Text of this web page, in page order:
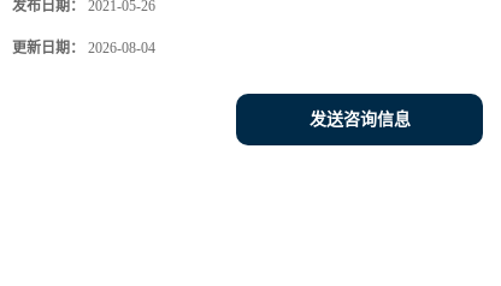
发布日期： 2021-05-26
更新日期： 2026-08-04
发送咨询信息